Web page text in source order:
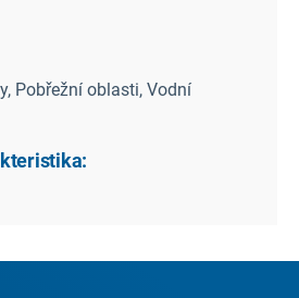
Pobřežní oblasti, Vodní